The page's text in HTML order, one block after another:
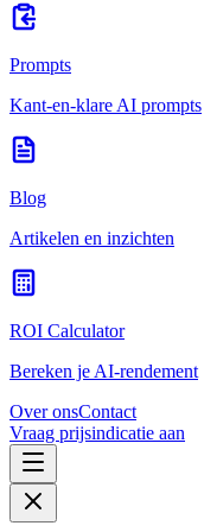
Prompts
Kant-en-klare AI prompts
Blog
Artikelen en inzichten
ROI Calculator
Bereken je AI-rendement
Over onsContact
Vraag prijsindicatie aan